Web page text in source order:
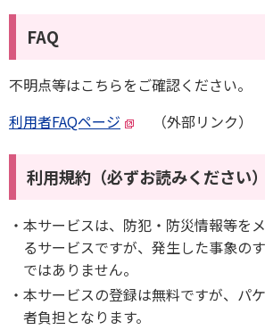
FAQ
不明点等はこちらをご確認ください。
利用者FAQページ
（外部リンク）
利用規約（必ずお読みください）
本サービスは、防犯・防災情報等を
るサービスですが、発生した事象の
ではありません。
本サービスの登録は無料ですが、パ
者負担となります。